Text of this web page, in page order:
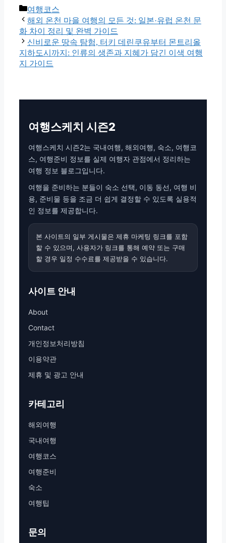
카
테
고
리
여행코스
해외 온천 마을 여행의 모든 것: 일본·유럽 온천 문
화 차이 정리 및 완벽 가이드
신비로운 땅속 탐험, 터키 데린쿠유부터 몬트리올
지하도시까지: 인류의 생존과 지혜가 담긴 이색 여행
지 가이드
여행스케치 시즌2
여행스케치 시즌2는 국내여행, 해외여행, 숙소, 여행코
스, 여행준비 정보를 실제 여행자 관점에서 정리하는
여행 정보 블로그입니다.
여행을 준비하는 분들이 숙소 선택, 이동 동선, 여행 비
용, 준비물 등을 조금 더 쉽게 결정할 수 있도록 실용적
인 정보를 제공합니다.
본 사이트의 일부 게시물은 제휴 마케팅 링크를 포함
할 수 있으며, 사용자가 링크를 통해 예약 또는 구매
할 경우 일정 수수료를 제공받을 수 있습니다.
사이트 안내
About
Contact
개인정보처리방침
이용약관
제휴 및 광고 안내
카테고리
해외여행
국내여행
여행코스
여행준비
숙소
여행팁
문의